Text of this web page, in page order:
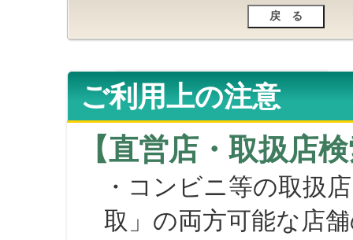
ご利用上の注意
【直営店・取扱店
・コンビニ等の取扱
取」の両方可能な店